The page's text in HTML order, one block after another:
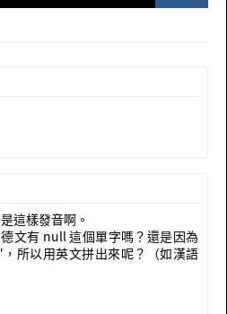
這樣發音啊。
文有 null 這個單字嗎？還是因為
所以用英文拼出來呢？（如漢語